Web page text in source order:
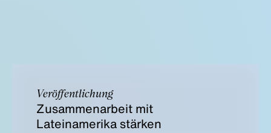
Veröffentlichung
Zusammenarbeit mit
Lateinamerika stärken